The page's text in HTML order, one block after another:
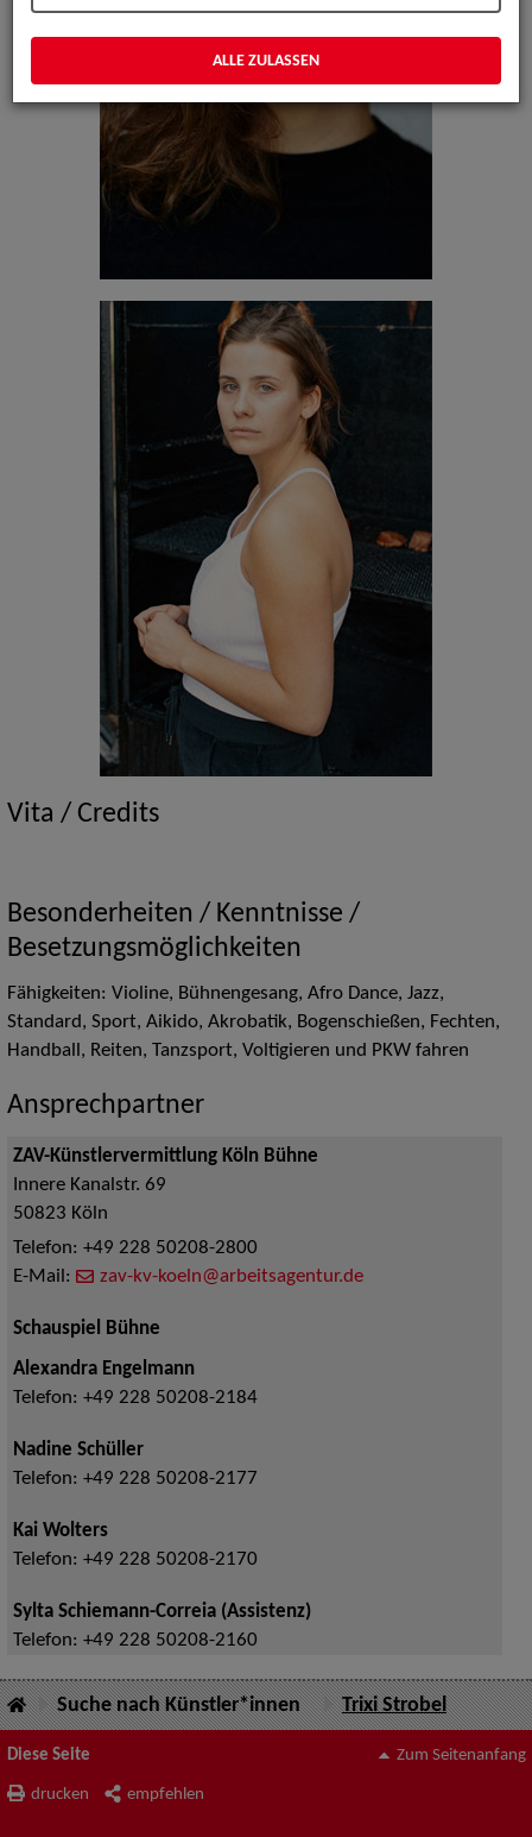
Vita / Credits
Besonderheiten / Kenntnisse /
Besetzungsmöglichkeiten
Fähigkeiten: Violine, Bühnengesang, Afro Dance, Jazz,
Standard, Sport, Aikido, Akrobatik, Bogenschießen, Fechten,
Handball, Reiten, Tanzsport, Voltigieren und PKW fahren
Ansprechpartner
ZAV-Künstlervermittlung Köln Bühne
Innere Kanalstr. 69
50823 Köln
Telefon: +49 228 50208-2800
E-Mail:
zav-kv-koeln@arbeitsagentur.de
Schauspiel Bühne
Alexandra Engelmann
Telefon: +49 228 50208-2184
Nadine Schüller
Telefon: +49 228 50208-2177
Kai Wolters
Telefon: +49 228 50208-2170
Sylta Schiemann-Correia (Assistenz)
Telefon: +49 228 50208-2160
Suche nach Künstler*innen Trixi Strobel
Diese Seite
drucken empfehlen
Zum Seitenanfang
ALLE ZULASSEN